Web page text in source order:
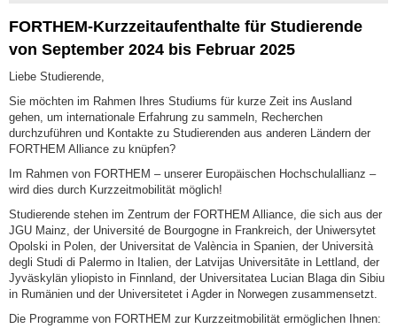
FORTHEM-Kurzzeitaufenthalte für Studierende
von September 2024 bis Februar 2025
Liebe Studierende,
Sie möchten im Rahmen Ihres Studiums für kurze Zeit ins Ausland
gehen, um internationale Erfahrung zu sammeln, Recherchen
durchzuführen und Kontakte zu Studierenden aus anderen Ländern der
FORTHEM Alliance zu knüpfen?
Im Rahmen von FORTHEM – unserer Europäischen Hochschulallianz –
wird dies durch Kurzzeitmobilität möglich!
Studierende stehen im Zentrum der FORTHEM Alliance, die sich aus der
JGU Mainz, der Université de Bourgogne in Frankreich, der Uniwersytet
Opolski in Polen, der Universitat de València in Spanien, der Università
degli Studi di Palermo in Italien, der Latvijas Universitāte in Lettland, der
Jyväskylän yliopisto in Finnland, der Universitatea Lucian Blaga din Sibiu
in Rumänien und der Universitetet i Agder in Norwegen zusammensetzt.
Die Programme von FORTHEM zur Kurzzeitmobilität ermöglichen Ihnen: